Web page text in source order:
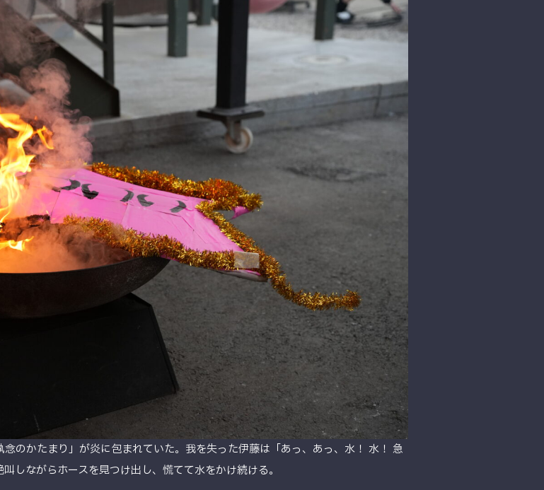
のかたまり」が炎に包まれていた。我を失った伊藤は「あっ、あっ、水！ 水！ 急
しながらホースを見つけ出し、慌てて水をかけ続ける。